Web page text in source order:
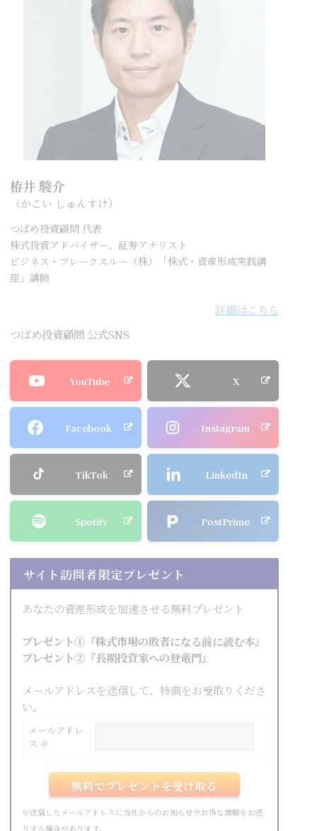
栫井 駿介
（かこい しゅんすけ）
つばめ投資顧問 代表
株式投資アドバイザー、証券アナリスト
ビジネス・ブレークスルー（株）「株式・資産形成実践講
座」講師
詳細はこちら
つばめ投資顧問 公式SNS
YouTube X
Facebook Instagram
TikTok LinkedIn
Spotify PostPrime
サイト訪問者限定プレゼント
あなたの資産形成を加速させる無料プレゼント
プレゼント①『株式市場の敗者になる前に読む本』
プレゼント②『長期投資家への登竜門』
メールアドレスを送信して、特典をお受取りくださ
い。
メールアドレ
ス ＊
※送信したメールアドレスに当社からのお知らせやお得な情報をお送
りする場合があります。